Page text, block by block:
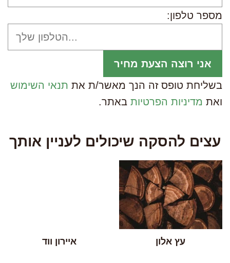
מספר טלפון:
בשליחת טופס זה הנך מאשר/ת את תנאי השימוש
ואת מדיניות הפרטיות באתר.
עצים להסקה שיכולים לעניין אותך
עץ אלון איירון ווד